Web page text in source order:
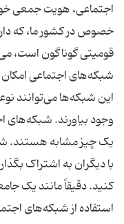
اجتماعی، هویت جمعی
خصوص در کشور ما، که
قومیتی گوناگون است،
این شبکه‌ها می‌توانند
وجود بیاورند.
یک چیز مشابه هستند.
با دیگران به اشتراک
استفاده از شبکه‌های